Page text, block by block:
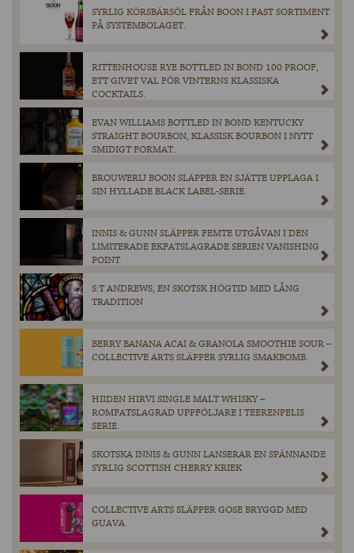
SYRLIG KÖRSBÄRSÖL FRÅN BOON I FAST SORTIMENT
PÅ SYSTEMBOLAGET.
RITTENHOUSE RYE BOTTLED IN BOND 100 PROOF,
ETT GIVET VAL FÖR VINTERNS KLASSISKA
COCKTAILS.
EVAN WILLIAMS BOTTLED IN BOND KENTUCKY
STRAIGHT BOURBON, KLASSISK BOURBON I NYTT
SMIDIGT FORMAT.
BROUWERIJ BOON SLÄPPER EN SJÄTTE UPPLAGA I
SIN HYLLADE BLACK LABEL-SERIE.
INNIS & GUNN SLÄPPER FEMTE UTGÅVAN I DEN
LIMITERADE EKFATSLAGRADE SERIEN VANISHING
POINT
S:T ANDREWS, EN SKOTSK HÖGTID MED LÅNG
TRADITION
BERRY BANANA ACAI & GRANOLA SMOOTHIE SOUR –
COLLECTIVE ARTS SLÄPPER SYRLIG SMAKBOMB.
HIIDEN HIRVI SINGLE MALT WHISKY –
ROMFATSLAGRAD UPPFÖLJARE I TEERENPELIS
SERIE.
SKOTSKA INNIS & GUNN LANSERAR EN SPÄNNANDE
SYRLIG SCOTTISH CHERRY KRIEK
COLLECTIVE ARTS SLÄPPER GOSE BRYGGD MED
GUAVA.